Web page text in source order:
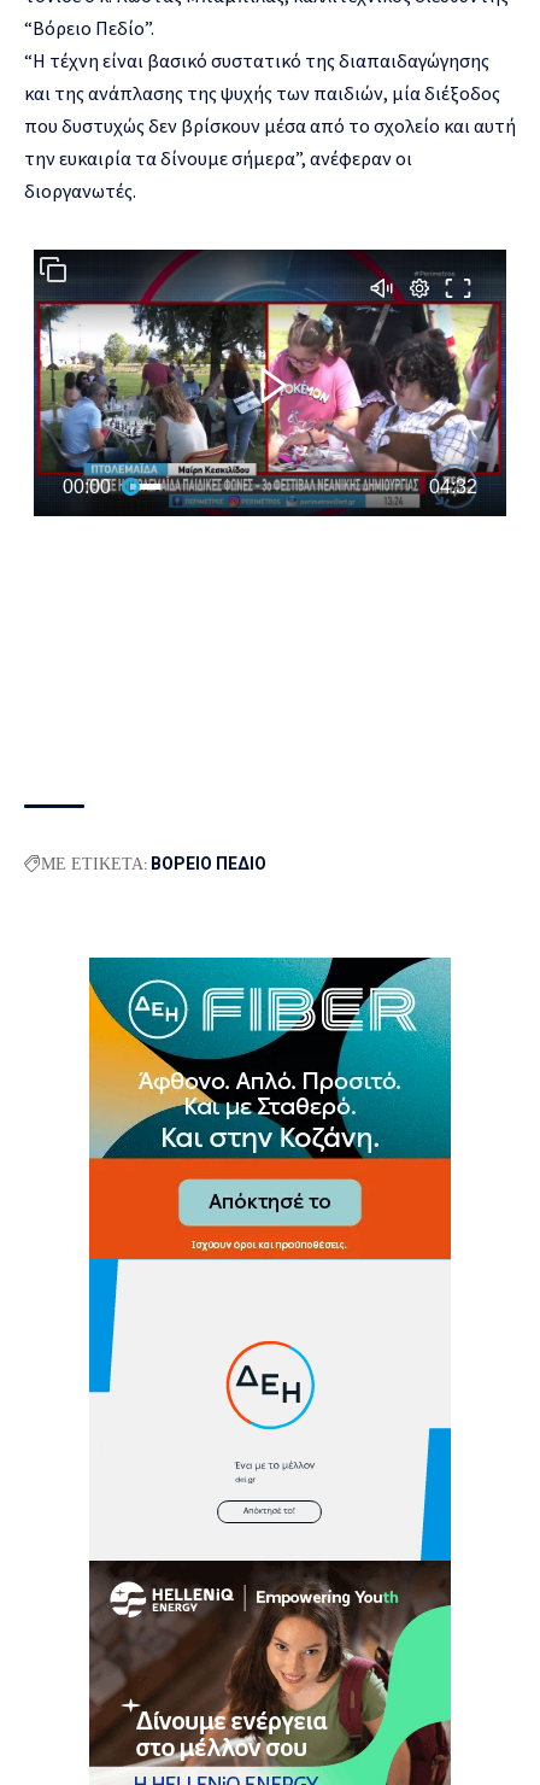
“Βόρειο Πεδίο”.
“Η τέχνη είναι βασικό συστατικό της διαπαιδαγώγησης
και της ανάπλασης της ψυχής των παιδιών, μία διέξοδος
που δυστυχώς δεν βρίσκουν μέσα από το σχολείο και αυτή
την ευκαιρία τα δίνουμε σήμερα”, ανέφεραν οι
διοργανωτές.
ΜΕ ΕΤΙΚΕΤΑ: ΒΟΡΕΙΟ ΠΕΔΙΟ